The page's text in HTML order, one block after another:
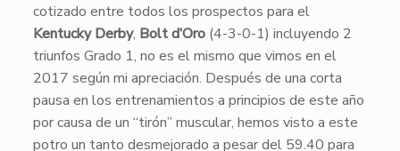
cotizado entre todos los prospectos para el
Kentucky Derby, Bolt d’Oro(4-3-0-1) incluyendo 2
triunfos Grado 1, no es el mismo que vimos en el
2017 según mi apreciación. Después de una corta
pausa en los entrenamientos a principios de este año
por causa de un “tirón” muscular, hemos visto a este
potro un tanto desmejorado a pesar del 59.40 para